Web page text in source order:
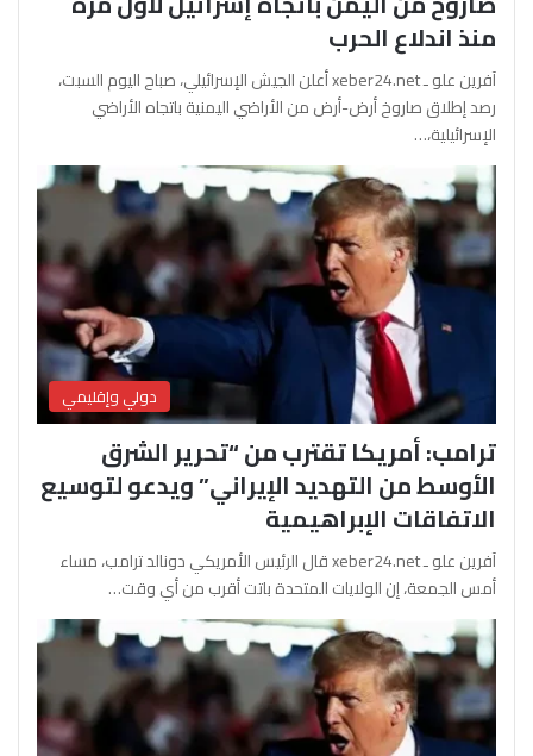
منذ اندلاع الحرب
آفرين علو ـ xeber24.net أعلن الجيش الإسرائيلي، صباح اليوم السبت،
رصد إطلاق صاروخ أرض-أرض من الأراضي اليمنية باتجاه الأراضي
الإسرائيلية،…
دولي وإقليمي
ترامب: أمريكا تقترب من “تحرير الشرق
الأوسط من التهديد الإيراني” ويدعو لتوسيع
الاتفاقات الإبراهيمية
آفرين علو ـ xeber24.net قال الرئيس الأمريكي دونالد ترامب، مساء
أمس الجمعة، إن الولايات المتحدة باتت أقرب من أي وقت…